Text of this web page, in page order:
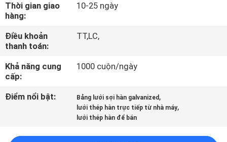
KIỂM
SOÁT
CHẤT
LƯỢNG
Thời gian giao
hàng:
10-25 ngày
Điều khoản
thanh toán:
TT,LC,
Khả năng cung
cấp:
1000 cuộn/ngày
Điểm nổi bật: Bảng lưới sợi hàn galvanized ,
lưới thép hàn trực tiếp từ nhà máy,
lưới thép hàn để bán